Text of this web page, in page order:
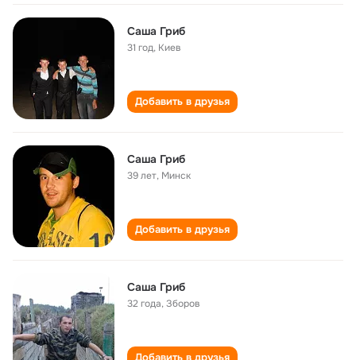
Саша Гриб
31 год, Киев
Добавить в друзья
Саша Гриб
39 лет, Минск
Добавить в друзья
Саша Гриб
32 года,Зборов
Добавить в друзья